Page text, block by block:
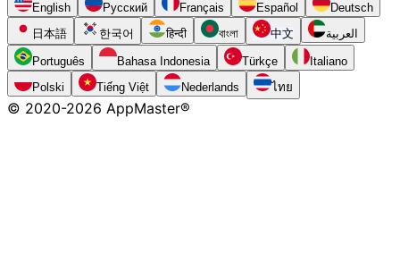
English Русский Français Español
Deutsch
日本語
한국어 हिन्दी বাংলা 中文 العربية
Português Bahasa Indonesia Türkçe
Italiano
Polski
Tiếng Việt Nederlands ไทย
© 2020-2026 AppMaster®